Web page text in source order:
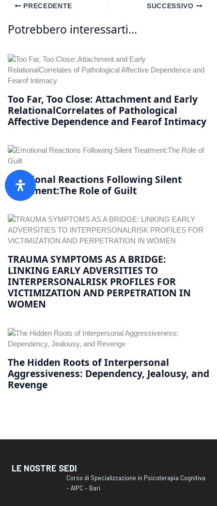
PRECEDENTE SUCCESSIVO
Potrebbero interessarti...
Too Far, Too Close: Attachment and Early
RelationalCorrelates of Pathological
Affective Dependence and Fearof Intimacy
Emotional Reactions Following Silent
Treatment:The Role of Guilt
TRAUMA SYMPTOMS AS A BRIDGE:
LINKING EARLY ADVERSITIES TO
INTERPERSONALRISK PROFILES FOR
VICTIMIZATION AND PERPETRATION IN
WOMEN
The Hidden Roots of Interpersonal
Aggressiveness: Dependency, Jealousy, and
Revenge
LE NOSTRE SEDI
Corso di Specializzazione in Psicoterapia Cognitiva
– AIPC – Bari